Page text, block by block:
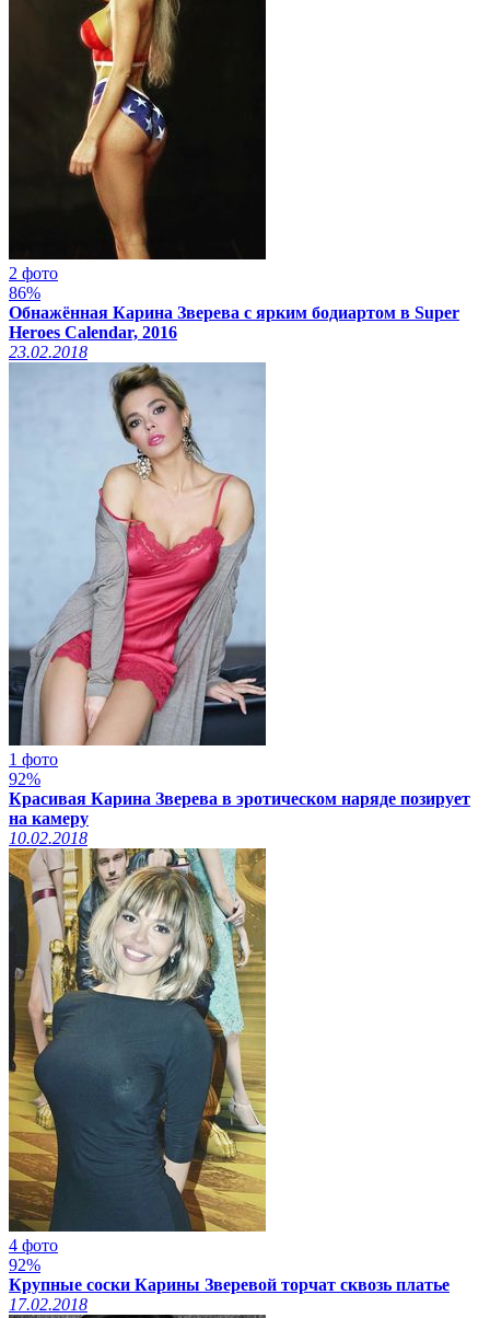
2 фото
86%
Обнажённая Карина Зверева с ярким бодиартом в Super
Heroes Calendar, 2016
23.02.2018
1 фото
92%
Красивая Карина Зверева в эротическом наряде позирует
на камеру
10.02.2018
4 фото
92%
Крупные соски Карины Зверевой торчат сквозь платье
17.02.2018